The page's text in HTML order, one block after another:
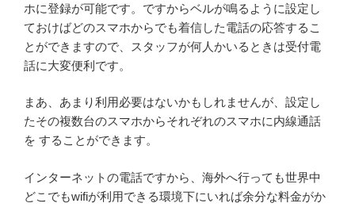
ホに登録が可能です。ですからベルが鳴るように設定し
ておけばどのスマホからでも着信した電話の応答するこ
とができますので、スタッフが何人かいるときは受付電
話に大変便利です。
まあ、あまり利用必要はないかもしれませんが、設定し
たその複数台のスマホからそれぞれのスマホに内線通話
を することができます。
インターネットの電話ですから、海外へ行っても世界中
どこでもwifiが利用できる環境下にいれば余分な料金がか